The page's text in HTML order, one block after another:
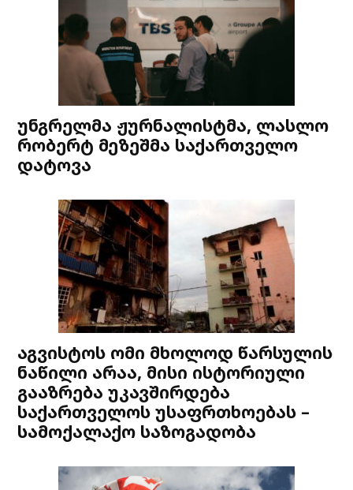
უნგრელმა ჟურნალისტმა, ლასლო
რობერტ მეზეშმა საქართველო
დატოვა
აგვისტოს ომი მხოლოდ წარსულის
ნაწილი არაა, მისი ისტორიული
გააზრება უკავშირდება
საქართველოს უსაფრთხოებას –
სამოქალაქო საზოგადობა